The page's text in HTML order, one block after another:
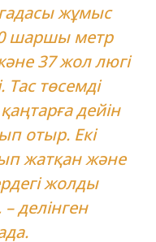
жұмыс
шаршы метр
37 жол люгі
Тас төсемді
дейін
отыр. Екі
жатқан және
жолды
– делінген